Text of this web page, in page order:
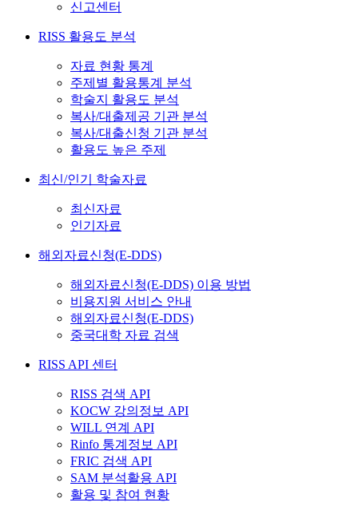
신고센터
RISS 활용도 분석
자료 현황 통계
주제별 활용통계 분석
학술지 활용도 분석
복사/대출제공 기관 분석
복사/대출신청 기관 분석
활용도 높은 주제
최신/인기 학술자료
최신자료
인기자료
해외자료신청(E-DDS)
해외자료신청(E-DDS) 이용 방법
비용지원 서비스 안내
해외자료신청(E-DDS)
중국대학 자료 검색
RISS API 센터
RISS 검색 API
KOCW 강의정보 API
WILL 연계 API
Rinfo 통계정보 API
FRIC 검색 API
SAM 분석활용 API
활용 및 참여 현황